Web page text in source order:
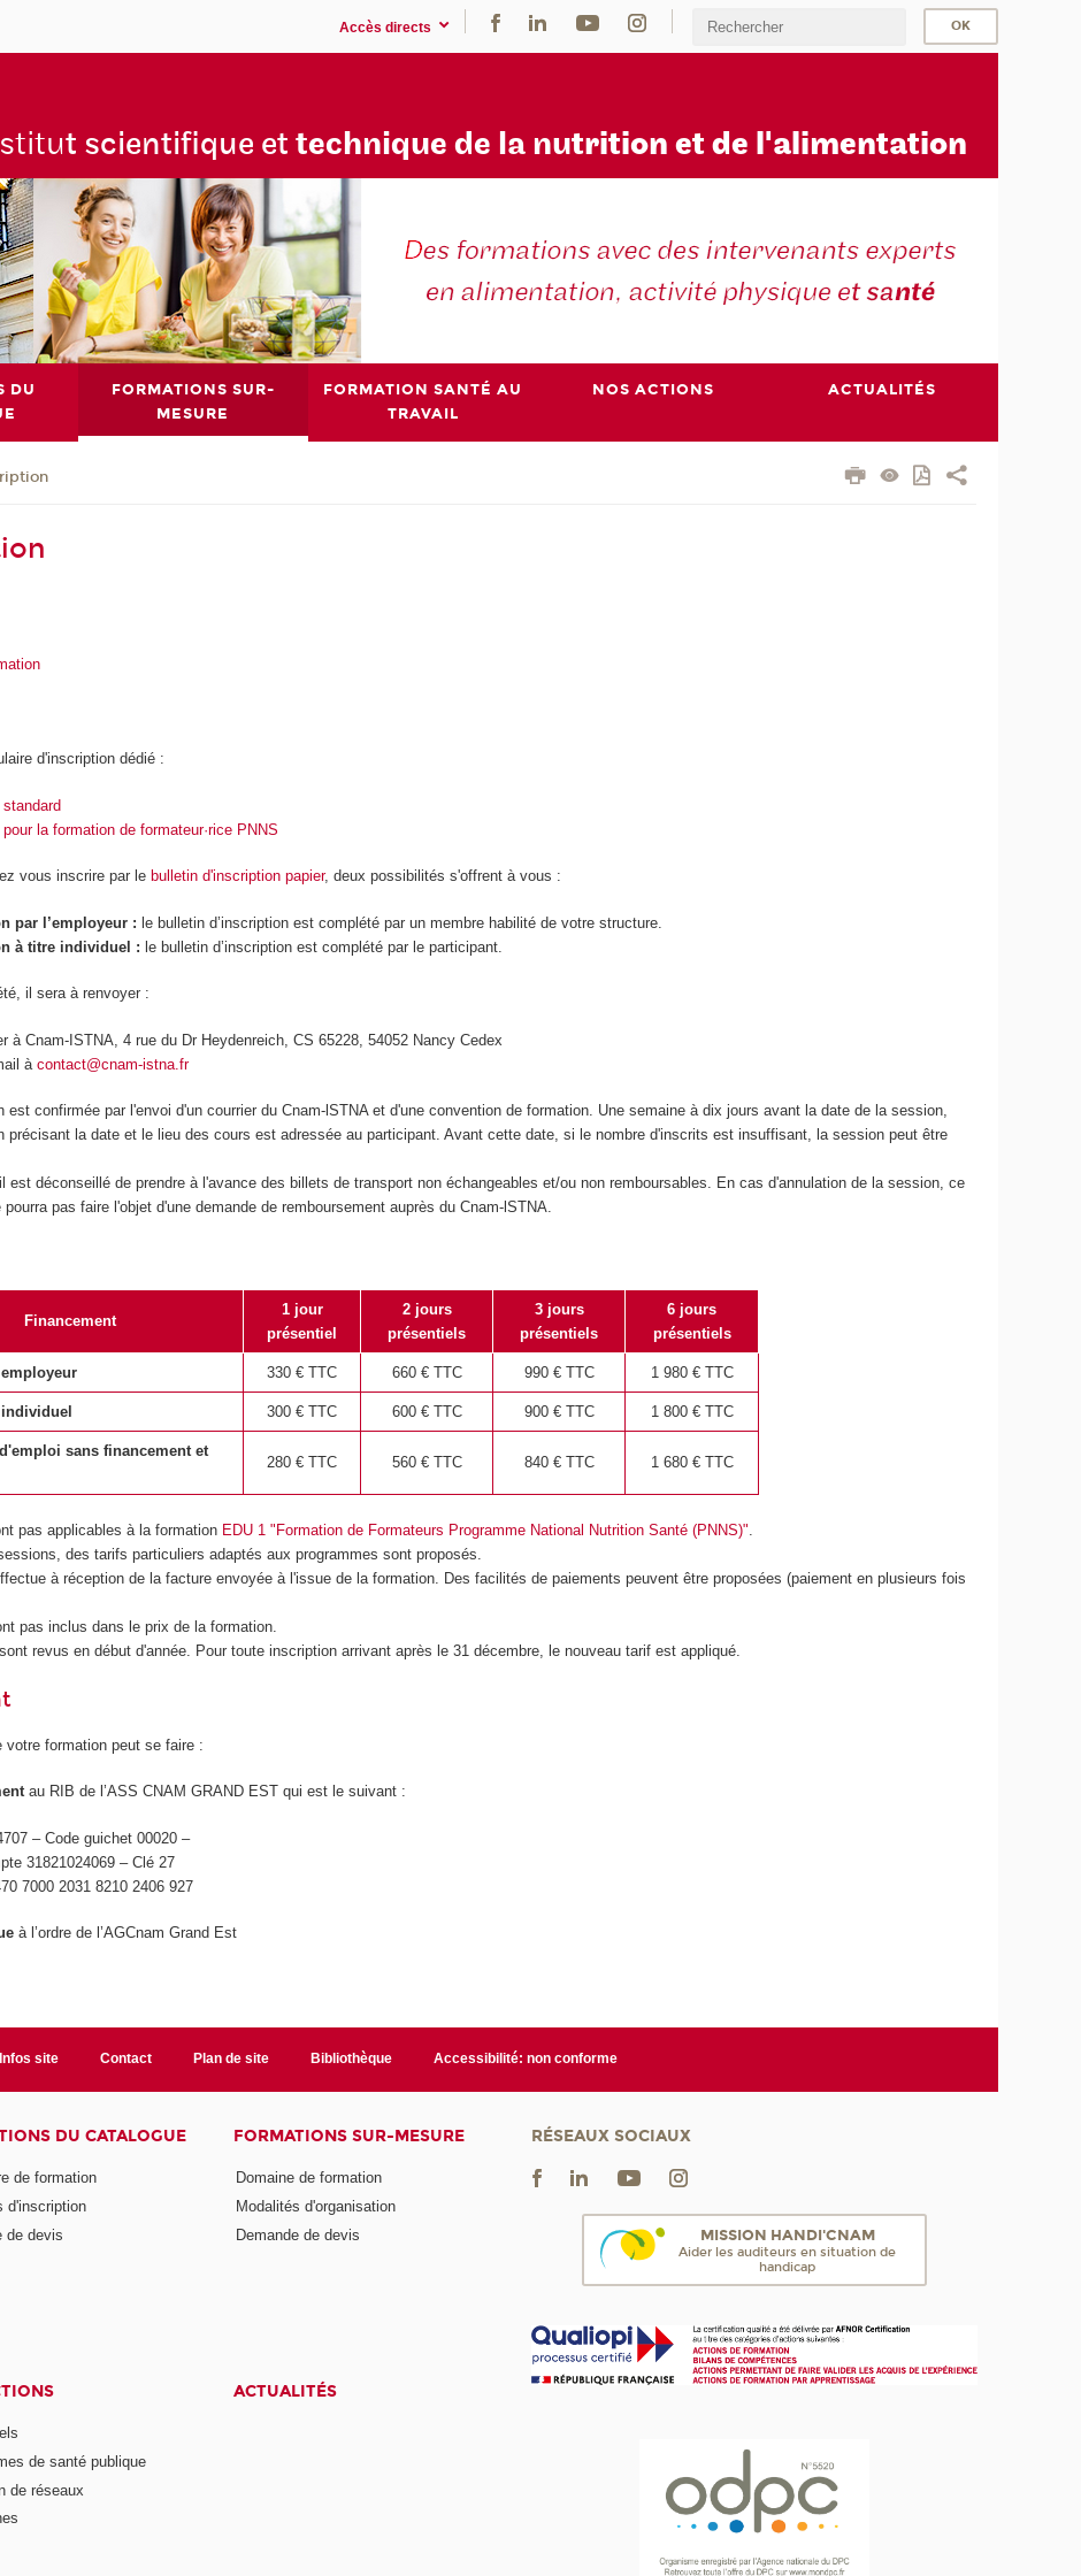
Accès directs
t scientifique et technique de la nutrition et de l'alimentation
DU
FORMATIONS SUR-
MESURE
FORMATION SANTÉ AU
TRAVAIL
NOS ACTIONS ACTUALITÉS
d'inscription dédié :
la formation de formateur·rice PNNS
vous inscrire par le bulletin d'inscription papier, deux possibilités s'offrent à vous :
par l’employeur : le bulletin d’inscription est complété par un membre habilité de votre structure.
à titre individuel : le bulletin d’inscription est complété par le participant.
il sera à renvoyer :
à Cnam-ISTNA, 4 rue du Dr Heydenreich, CS 65228, 54052 Nancy Cedex
à contact@cnam-istna.fr
est confirmée par l'envoi d'un courrier du Cnam-lSTNA et d'une convention de formation. Une semaine à dix jours avant la date de la session,
précisant la date et le lieu des cours est adressée au participant. Avant cette date, si le nombre d'inscrits est insuffisant, la session peut être
est déconseillé de prendre à l'avance des billets de transport non échangeables et/ou non remboursables. En cas d'annulation de la session, ce
pas faire l'objet d'une demande de remboursement auprès du Cnam-lSTNA.
Financement
1 jour
présentiel
2 jours
présentiels
3 jours
présentiels
6 jours
présentiels
330€ TTC 660 € TTC 990 € TTC 1 980 € TTC
300€ TTC 600 € TTC 900 € TTC 1 800 € TTC
sans financement et
280€ TTC 560 € TTC 840 € TTC 1 680 € TTC
pas applicables à la formation EDU 1 "Formation de Formateurs Programme National Nutrition Santé (PNNS)"
des tarifs particuliers adaptés aux programmes sont proposés.
à réception de la facture envoyée à l'issue de la formation. Des facilités de paiements peuvent être proposées (paiement en plusieurs fois
pas inclus dans le prix de la formation.
revus en début d'année. Pour toute inscription arrivant après le 31 décembre, le nouveau tarif est appliqué.
votre formation peut se faire :
au RIB de l’ASS CNAM GRAND EST qui est le suivant :
– Code guichet 00020 –
31821024069 – Clé 27
7000 2031 8210 2406 927
à l’ordre de l’AGCnam Grand Est
Infos site Contact Plan de site Bibliothèque Accessibilité: non conforme
DU CATALOGUE
de formation
d'inscription
de devis
FORMATIONS SUR-MESURE
Domaine de formation
Modalités d'organisation
Demande de devis
de santé publique
de réseaux
ACTUALITÉS
RÉSEAUX SOCIAUX
MISSION HANDI'CNAM
Aider les auditeurs en situation de
handicap